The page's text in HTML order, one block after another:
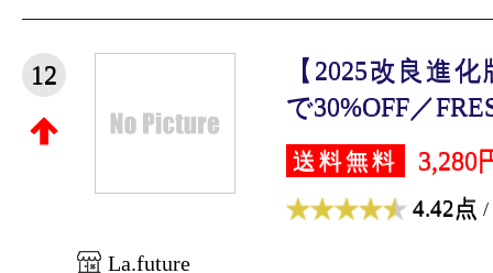
12
【2025改良進
で30%OFF／
送料無料 3,280
4.42点 /
La.future